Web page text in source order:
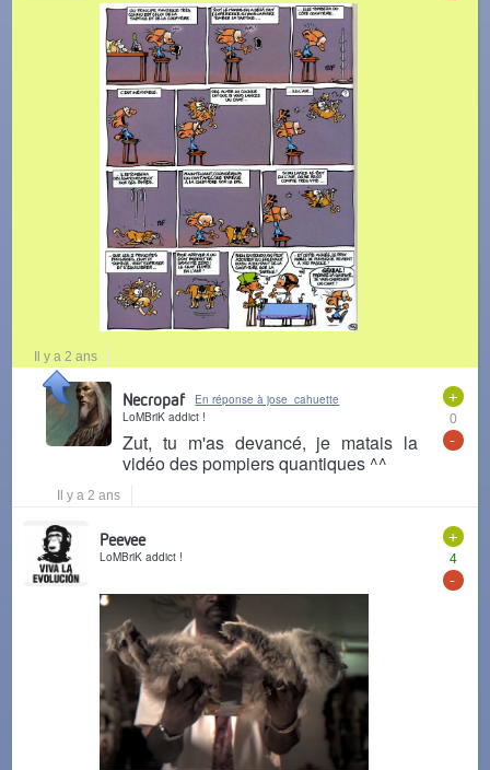
Il y a 2 ans
+
0
-
Necropaf
En réponse à jose_cahuette
LoMBriK addict !
Zut, tu m'as devancé, je matais la
vidéo des pompiers quantiques ^^
Il y a 2 ans
+
4
-
Peevee
LoMBriK addict !